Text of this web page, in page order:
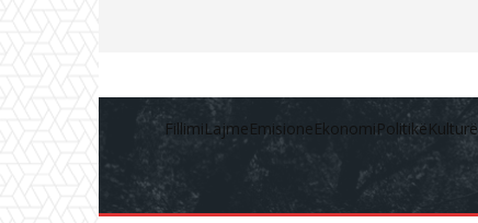
FillimiLajmeEmisioneEkonomiPolitikëKulturë